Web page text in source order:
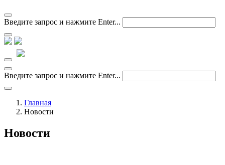
Введите запрос и нажмите Enter...
Введите запрос и нажмите Enter...
Главная
Новости
Новости